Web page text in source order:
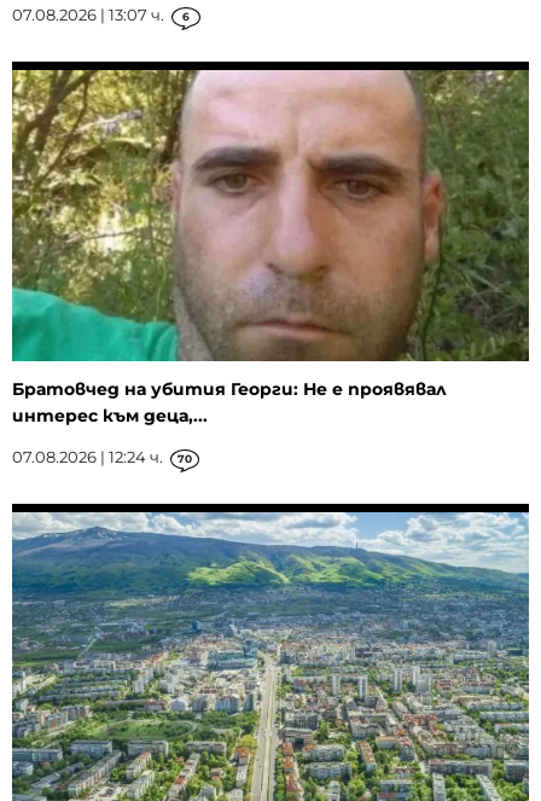
07.08.2026 | 13:07 ч. 6
Братовчед на убития Георги: Не е проявявал
интерес към деца,...
07.08.2026 | 12:24 ч. 70